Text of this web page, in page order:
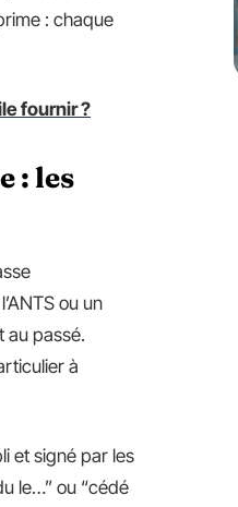
: chaque
fournir ?
: les
ou un
au passé.
à
et signé par les
le…” ou “cédé